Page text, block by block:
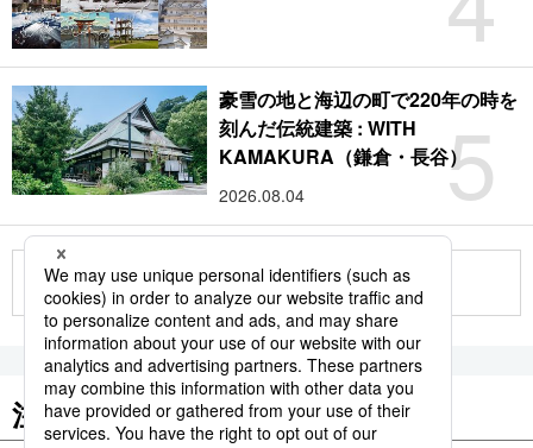
5
豪雪の地と海辺の町で220年の時を
刻んだ伝統建築 : WITH
KAMAKURA（鎌倉・長谷）
2026.08.04
もっと見る
注目のキーワード